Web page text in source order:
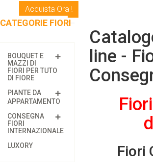
Acquista Ora !
CATEGORIE FIORI
BOUQUET E
MAZZI DI
FIORI PER TUTO
DI FIORE
PIANTE DA
APPARTAMENTO
CONSEGNA
FIORI
INTERNAZIONALE
LUXORY
line -
Fiori